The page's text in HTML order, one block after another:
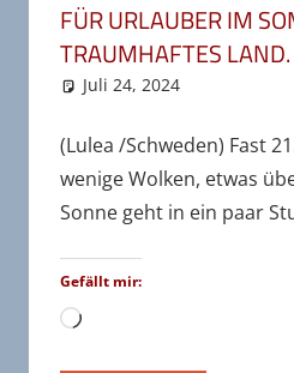
FÜR URLAUBER IM
TRAUMHAFTES LAND.
Juli 24, 2024
(Lulea /Schweden) Fast
wenige Wolken, etwas
Sonne geht in ein paar
Gefällt mir:
Wird